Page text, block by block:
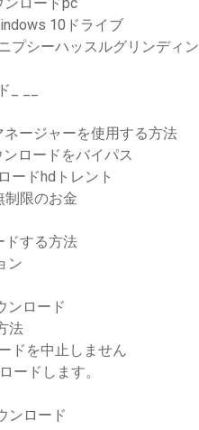
10ドライブ
プシーハッスルグリンディン
_ __
ージャーを使用する方法
ロードをバイパス
ードhdトレント
制限のお金
ドする方法
ン
ンロード
法
ドを中止しません
ードします。
ンロード